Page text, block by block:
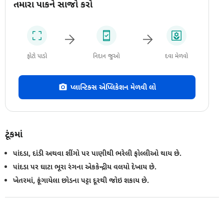
તમારા પાકને સાજો કરો
ફોટો પાડો નિદાન જુઓ દવા મેળવો
પ્લાન્ટિક્સ એપ્લિકેશન મેળવી લો
ટૂંકમાં
પાંદડા, દાંડી અથવા શીંગો પર પાણીથી ભરેલી ફોલ્લીઓ થાય છે.
પાંદડા પર ઘાટા ભૂરા રંગના એકકેન્દ્રીય વલયો દેખાય છે.
ખેતરમાં, ફૂંગાયેલા છોડના પટ્ટા દૂરથી જોઇ શકાય છે.